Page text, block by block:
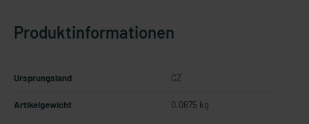
Produktinformationen
Ursprungsland CZ
Artikelgewicht 0.0675 kg